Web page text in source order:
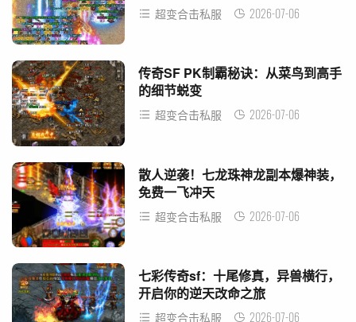
超变合击私服 2026-07-06
传奇SF PK制霸秘诀：从菜鸟到高手
的细节蜕变
超变合击私服 2026-07-06
散人逆袭！七龙珠神龙副本爆神装，
免费一飞冲天
超变合击私服 2026-07-06
七彩传奇sf：十尾修真，异兽横行，
开启你的逆天改命之旅
超变合击私服 2026-07-06